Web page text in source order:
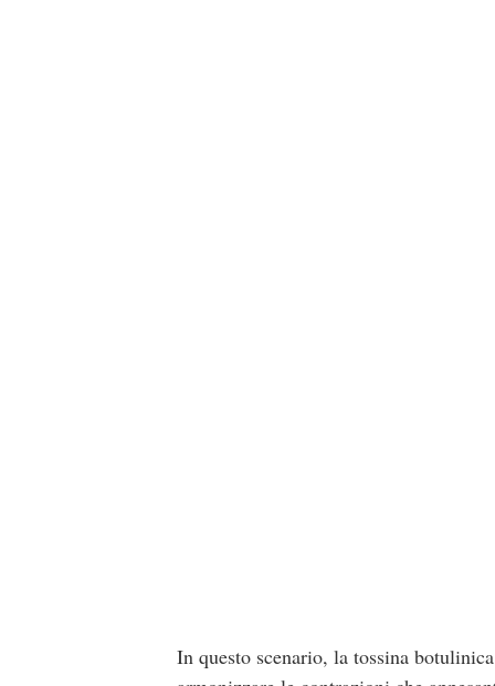
In questo scenario, la tossina